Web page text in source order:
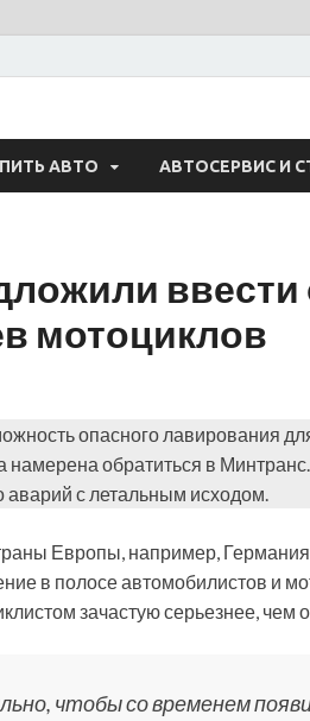
— Авто
АВТО АВТОСЕРВИС И
ввести
мотоциклов
опасного лавирования
намерена обратиться в
аварий с летальным исходом.
Европы, например,
в полосе автомобилистов и
зачастую серьезнее, чем
чтобы со временем